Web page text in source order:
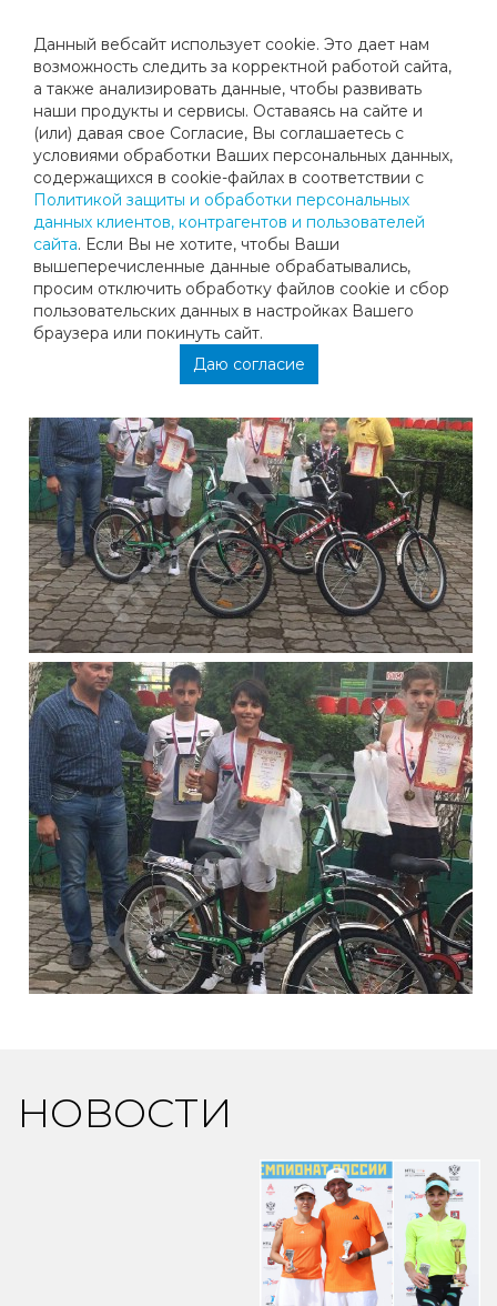
Данный вебсайт использует cookie. Это дает нам
возможность следить за корректной работой сайта,
а также анализировать данные, чтобы развивать
наши продукты и сервисы. Оставаясь на сайте и
(или) давая свое Согласие, Вы соглашаетесь с
условиями обработки Ваших персональных данных,
содержащихся в cookie-файлах в соответствии с
Политикой защиты и обработки персональных
данных клиентов, контрагентов и пользователей
сайта. Если Вы не хотите, чтобы Ваши
вышеперечисленные данные обрабатывались,
просим отключить обработку файлов cookie и сбор
пользовательских данных в настройках Вашего
браузера или покинуть сайт.
Даю согласие
ПОЗДРАВЛЯЕМ ДАНИЭЛЯ ХАЗИМЕ С
ПОБЕДОЙ В ТУРНИРЕ
Поздравляем Даниэля Хазиме с победой в Турнире на
призы главы г. Люберцы! Финал выдался непростой:
дождь, ожидание, переход в зал, но Даниэль смог все
это преодолеть! Молодец, так держать!
НОВОСТИ